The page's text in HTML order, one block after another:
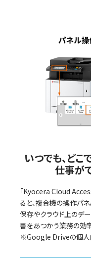
いつでも、どこ
仕事が
「Kyocera Cloud
ると、複合機の操作パネ
保存やクラウド上のデ
書をあつかう業務の効
※Google Driveの個人